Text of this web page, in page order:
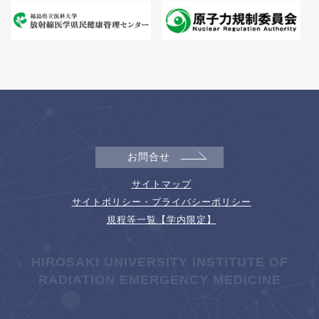
お問合せ
サイトマップ
サイトポリシー・プライバシーポリシー
規程等一覧【学内限定】
HIROSAKI UNIVERSITY INSTITUTE OF
RADIATION EMERGENCY MEDICINE